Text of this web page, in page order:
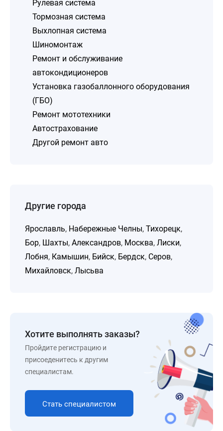
Рулевая система
Тормозная система
Выхлопная система
Шиномонтаж
Ремонт и обслуживание
автокондиционеров
Установка газобаллонного оборудования
(ГБО)
Ремонт мототехники
Автострахование
Другой ремонт авто
Другие города
Ярославль, Набережные Челны, Тихорецк,
Бор, Шахты, Александров, Москва, Лиски,
Лобня, Камышин, Бийск, Бердск, Серов,
Михайловск, Лысьва
Хотите выполнять заказы?
Пройдите регистрацию и
присоеденитесь к другим
специалистам.
Стать специалистом